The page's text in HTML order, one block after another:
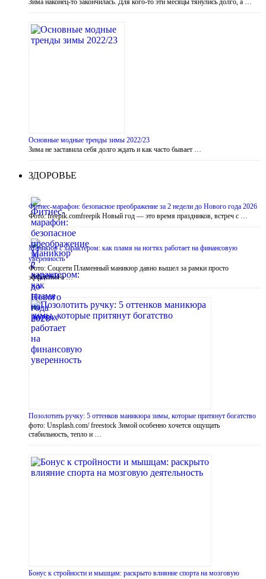
Зима наконец-то закончилась. Для кого-то эти месяцы тянулись долго, а …
Основные модные тренды зимы 2022/23
Зима не заставила себя долго ждать и как часто бывает …
ЗДОРОВЬЕ
Фитнес-марафон: безопасное преображение за 2 недели до Нового года 2026
Фото: freepik.comfreepik Новый год — это время праздников, встреч с …
Маникюр с характером: как пламя на ногтях работает на финансовую
уверенность
Фото: Соцсети Пламенный маникюр давно вышел за рамки просто
эффектного …
Позолотить ручку: 5 оттенков маникюра зимы, которые притянут богатство
фото: Unsplash.com/ freestock Зимой особенно хочется ощущать
стабильность, тепло и …
Бонус к стройности и мышцам: раскрыто влияние спорта на мозговую